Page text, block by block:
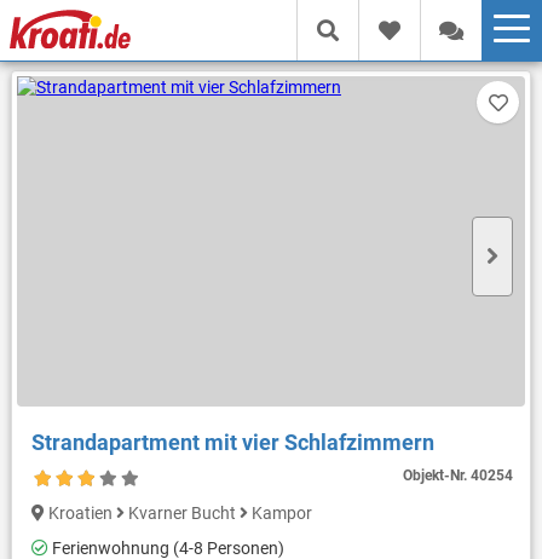
Strandapartment mit vier Schlafzimmern
Objekt-Nr.40254
Kroatien Kvarner Bucht
Kampor
Ferienwohnung (4-8 Personen)